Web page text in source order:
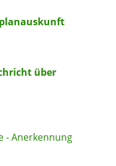
über
- Anerkennung